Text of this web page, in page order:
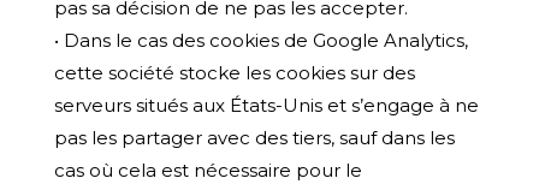
pas sa décision de ne pas les accepter.
• Dans le cas des cookies de Google Analytics,
cette société stocke les cookies sur des
serveurs situés aux États-Unis et s’engage à ne
pas les partager avec des tiers, sauf dans les
cas où cela est nécessaire pour le